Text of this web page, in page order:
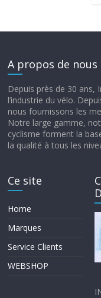
A propos de nous
Depuis près de 30 ans,
l’industrie du vélo.
nous fournissons les
Notre large gamme,
cyclisme forment la
la qualité à tous les
Ce site
Home
Marques
Service Clients
WEBSHOP